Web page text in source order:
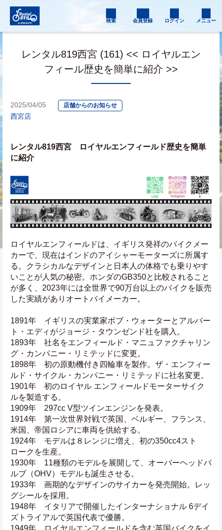
検索 会員登録 ログイン メニュー
レンタル819西宮 (161) << ロイヤルエン
フィール歴史を簡単に紹介 >>
2025/04/05 店舗からのお知らせ
西宮店
レンタル819西宮　ロイヤルエンフィールド歴史を簡単
に紹介
ロイヤルエンフィールドは、イギリス発祥のバイクメー
カーで、現在はインドのアイシャーモーターズに所属す
る。クラシカルなデザインと日本人の体格でも乗りやす
いことが人気の秘密。ホンダのGB350と比較されること
が多く、2023年には全世界で90万台以上のバイクを販売
した実績がありオートバイメーカー。
1891年　イギリスの実業家ボブ・ウォーターとアルバー
ト・エディがジョージ・タウンゼンド社を購入。
1893年　社名をエンフィールド・マニュファクチャリン
グ・カンパニー・リミテッドに変更。
1898年　初の原動機付き四輪車を製作。ザ・エンフィー
ルド・サイクル・カンパニー・リミテッドに社名変更。
1901年　初のロイヤル エンフィールドモーターサイク
ルを製造する。
1909年　297cc V型ツインエンジンを発表。
1914年　第一次世界対戦で英国、ベルギー、フランス、
米国、帝国ロシアに車両を供給する。
1924年　モデルは８レンジに増え、初の350cc4スト
ロークを生産。
1930年　11種類のモデルを展開して、オーバーヘッドバ
ルブ（OHV）モデルも誕生させる。
1933年　画期的なデザインのサイカーを発売開始。レッ
グシールを採用。
1948年　イタリアで開催したインターナショナル 6デイ
ズトライアルで英国代表で優勝。
1949年　ロイヤルエンフィールドを含む英国バイクをイ